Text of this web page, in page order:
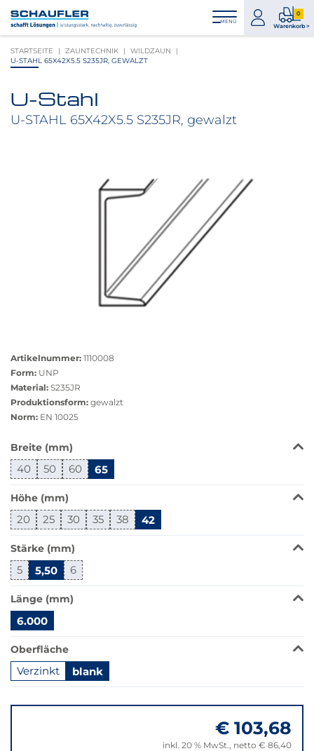
Inhalt
Hauptnavigation
Footernavigation
Logo
Schaufler
verlinkt
zur
MENÜ
zum
Konto
0
Warenkorb >
0
STARTSEITE ZAUNTECHNIK
WILDZAUN
U-STAHL 65X42X5.5 S235JR, GEWALZT
Produktbilder
U-Stahl
U-STAHL 65X42X5.5 S235JR, gewalzt
anzeigen
Artikelnummer: 1110008
Form: UNP
Material: S235JR
Produktionsform: gewalzt
Norm: EN 10025
Produkt
ist
in
dieser
Variante
nicht
verfügbar.
Bei
Klick
wechselt
der
Filter
auf
die
beste
Alternative
in
der
Breite (mm)
40 50 60 65
Höhe (mm)
20 25 30 35 38 42
Stärke (mm)
5 5,50 6
Länge (mm)
6.000
Oberfläche
Verzinkt blank
zu
€ 103,68
inkl. 20 % MwSt., netto € 86,40